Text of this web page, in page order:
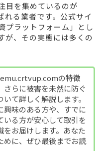
目を集めているのが
れる業者です。公式サイ
プラットフォーム」とし
が、その実態には多くの
の特徴
さらに被害を未然に防ぐ
て詳しく解説します。
興味のある方や、すでに
いる方が安心して取引を
をお届けします。あなた
めに、ぜひ最後までお読